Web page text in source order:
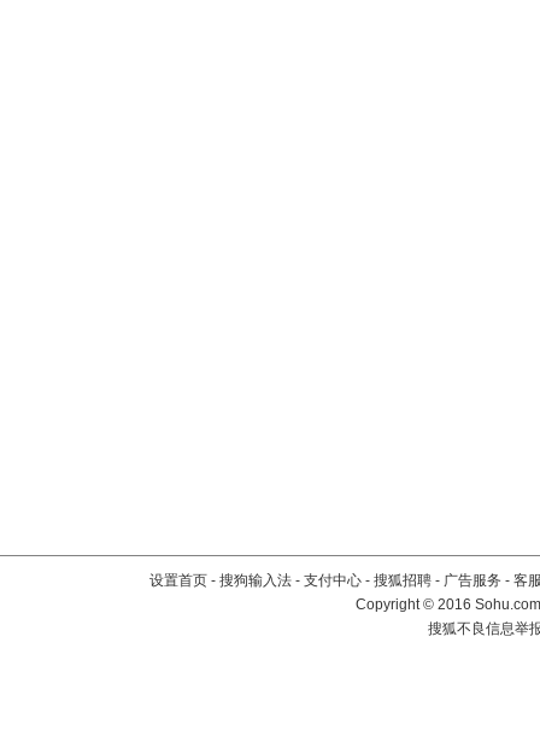
设置首页 - 搜狗输入法 - 支付中心 - 搜狐招聘 - 广告服务 - 客
Copyright©2016
搜狐不良信息举